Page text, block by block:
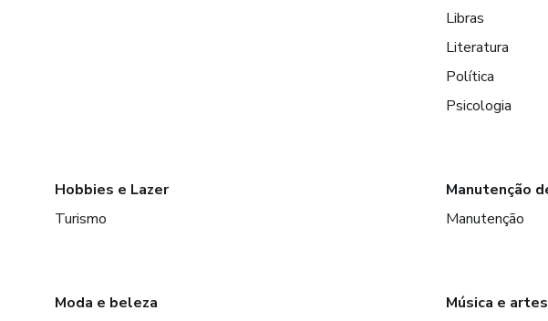
Libras
Literatura
Política
Psicologia
Hobbies e Lazer
Turismo
Manutenção
Manutenção
Moda e beleza Música e artes